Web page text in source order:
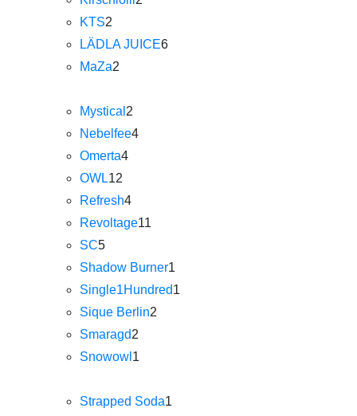
KTS2
LÄDLA JUICE6
MaZa2
Mystical 2
Nebelfee4
Omerta4
OWL12
Refresh4
Revoltage11
SC5
Shadow Burner1
Single1Hundred1
Sique Berlin2
Smaragd2
Snowowl 1
Strapped Soda1